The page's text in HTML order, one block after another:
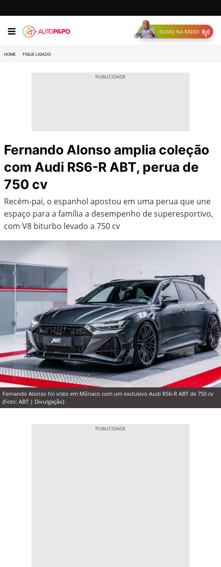
OUVIU NA RÁDIO
HOME FIQUE LIGADO
Fernando Alonso amplia coleção
com Audi RS6-R ABT, perua de
750 cv
Recém-pai, o espanhol apostou em uma perua que une
espaço para a família a desempenho de superesportivo,
com V8 biturbo levado a 750 cv
Fernando Alonso foi visto em Mônaco com um exclusivo Audi RS6-R ABT de 750 cv
(Foto: ABT | Divulgação)